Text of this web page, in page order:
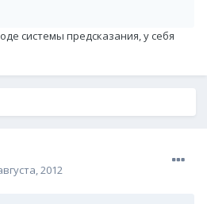
системы предсказания, у себя
2012